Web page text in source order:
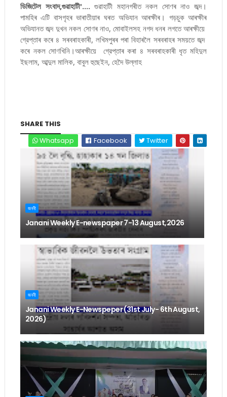
ডিজিটেল সংবাদ,গুৱাহাটী'....গুৱাহাটী মহানগৰীত নকল সোণৰ নাও জব্দ।
পামহিৰ এটি বাসগৃহৰ ভাৰাতীয়াৰ ঘৰত অভিযান আৰক্ষীৰ। গড়চুক আৰক্ষীৰ
অভিযানত জব্দ দুখন নকল সোণৰ নাও, মোবাইলসহ নগদ ধনৰ লগতে আৰক্ষীয়ে
গ্রেপ্তাৰ কৰে ৪ সৰবৰাহকাৰী, লখিমপুৰৰ পৰা বিহাৰলৈ সৰবৰাহৰ সময়তে জব্দ
কৰে নকল সোণখিনি।আৰক্ষীয়ে গ্রেপ্তাৰ কৰা ৪ সৰবৰাহকাৰী ধৃত মহিদুল
ইছলাম, আব্দুল মালিক, বাবুল হুছেইন, হেদৈ উল্লাহ
SHARE THIS
Whatsapp
Facebook Twitter
জননী
Janani Weekly E-newspaper 7-13 August,2026
জননী
Janani Weekly E-Newspeper (31st July- 6th August,
2026)